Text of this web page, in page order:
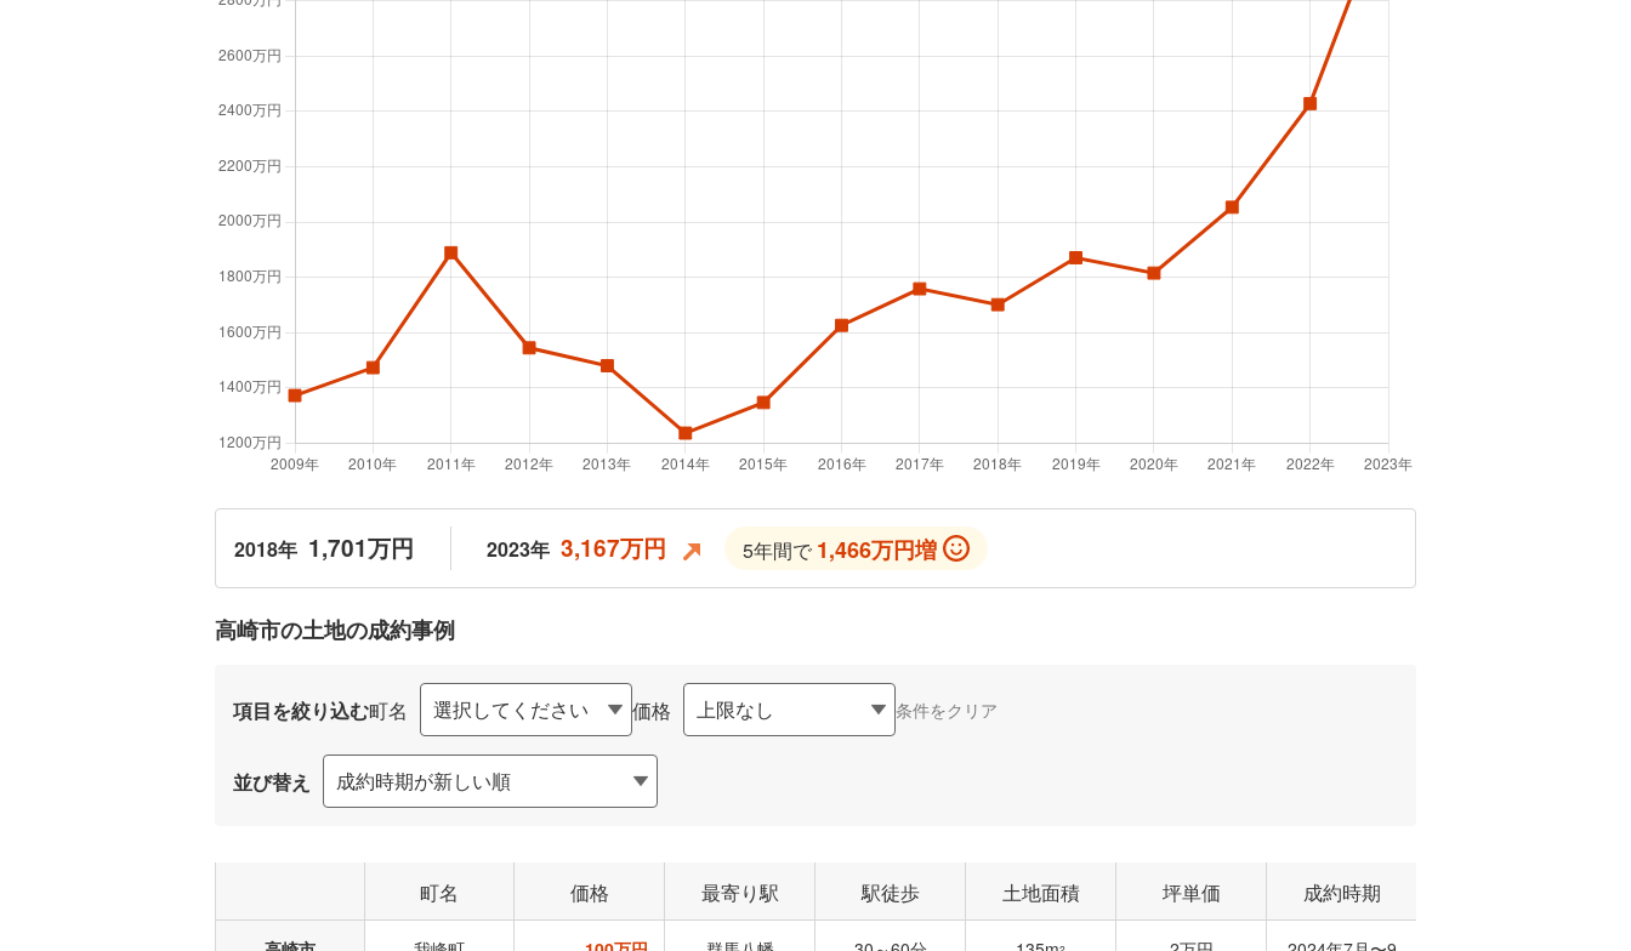
2018年 1,701万円 2023年 3,167万円 5年間で 1,466万円増
高崎市の土地の成約事例
項目を絞り込む町名 価格 条件をクリア
並び替え
町名 価格 最寄り駅 駅徒歩 土地面積 坪単価 成約時期